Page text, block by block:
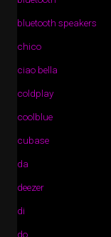
bluetooth speakers
chico
ciao bella
coldplay
coolblue
cubase
da
deezer
di
do